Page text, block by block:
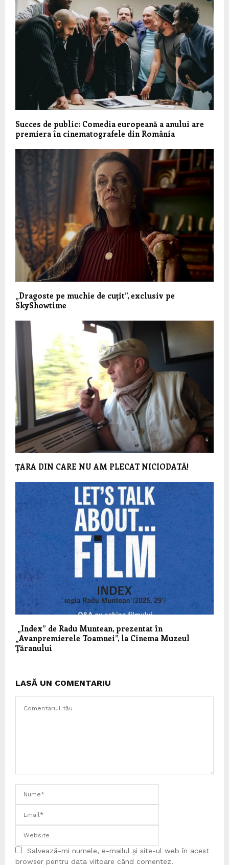
Succes de public: Comedia europeană a anului are
premiera în cinematografele din România
„Dragoste pe muchie de cuțit”, exclusiv pe
SkyShowtime
ȚARA DIN CARE NU AM PLECAT NICIODATĂ!
„Index” de Radu Muntean, prezentat în
„Avanpremierele Toamnei”, la Cinema Muzeul
Țăranului
LASĂ UN COMENTARIU
Salvează-mi numele, e-mailul și site-ul web în acest
browser pentru data viitoare când comentez.